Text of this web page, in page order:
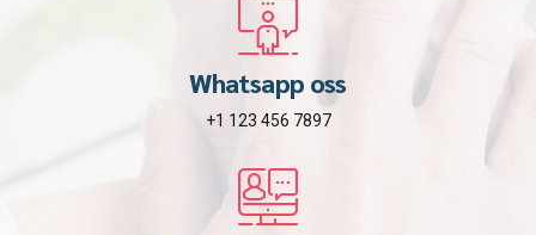
Whatsapp oss
+1 123 456 7897